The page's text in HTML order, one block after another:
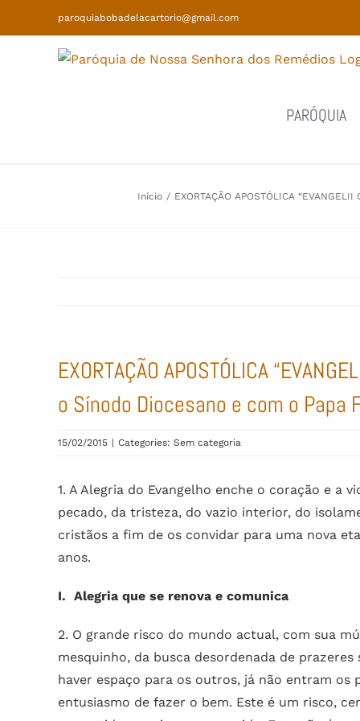
to
paroquiabobadelacartorio@gmail.com
PARÓQUIA
Início / EXORTAÇÃO APOSTÓLICA
EXORTAÇÃO APOSTÓLICA
o Sínodo Diocesano e com o Papa
15/02/2015 | Categories: Sem categoria
1. A Alegria do Evangelho enche o coração e a
pecado, da tristeza, do vazio interior, do
cristãos a fim de os convidar para uma nova
anos.
I. Alegria que se renova e comunica
2. O grande risco do mundo actual, com sua
mesquinho, da busca desordenada de
haver espaço para os outros, já não entram os
entusiasmo de fazer o bem. Este é um risco,